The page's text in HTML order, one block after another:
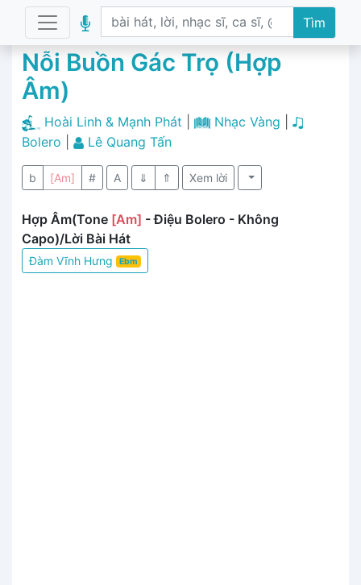
Tìm
Nỗi Buồn Gác Trọ (Hợp
Âm)
Hoài Linh & Mạnh Phát Nhạc Vàng
Bolero
Lê Quang Tấn
b [Am] # A ⇓ ⇑ Xem lời
Hợp Âm(Tone [Am] - Điệu Bolero - Không
Capo)/Lời Bài Hát
Đàm Vĩnh Hưng Ebm